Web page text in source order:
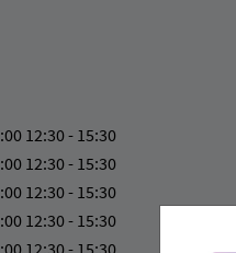
12:30 - 15:30
12:30 - 15:30
12:30 - 15:30
12:30 - 15:30
12:30 - 15:30